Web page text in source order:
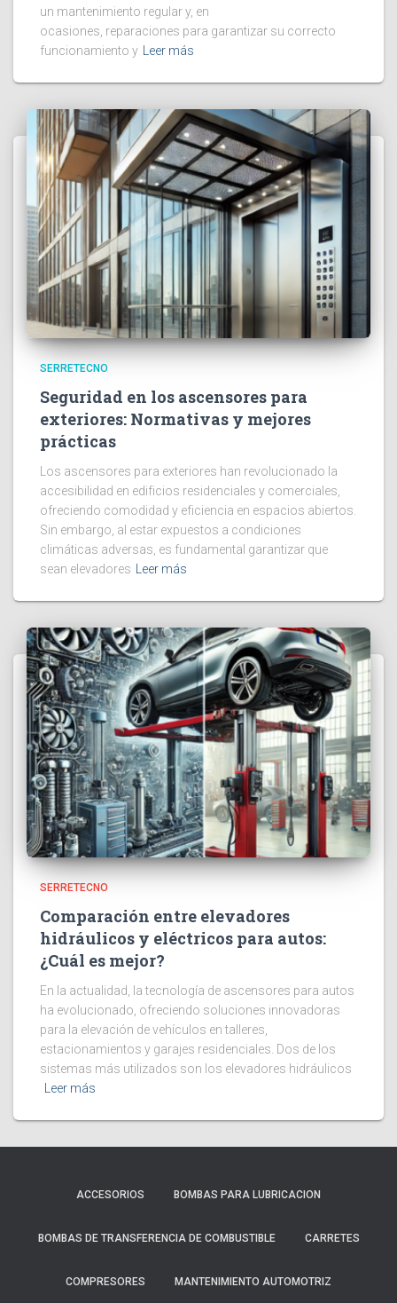
un mantenimiento regular y, en
ocasiones, reparaciones para garantizar su correcto
funcionamiento y
Leer más
SERRETECNO
Seguridad en los ascensores para
exteriores: Normativas y mejores
prácticas
Los ascensores para exteriores han revolucionado la
accesibilidad en edificios residenciales y comerciales,
ofreciendo comodidad y eficiencia en espacios abiertos.
Sin embargo, al estar expuestos a condiciones
climáticas adversas, es fundamental garantizar que
sean elevadores Leer más
SERRETECNO
Comparación entre elevadores
hidráulicos y eléctricos para autos:
¿Cuál es mejor?
En la actualidad, la tecnología de ascensores para autos
ha evolucionado, ofreciendo soluciones innovadoras
para la elevación de vehículos en talleres,
estacionamientos y garajes residenciales. Dos de los
sistemas más utilizados son los elevadores hidráulicos
Leer más
ACCESORIOS BOMBAS PARA LUBRICACION
BOMBAS DE TRANSFERENCIA DE COMBUSTIBLE CARRETES
COMPRESORES MANTENIMIENTO AUTOMOTRIZ